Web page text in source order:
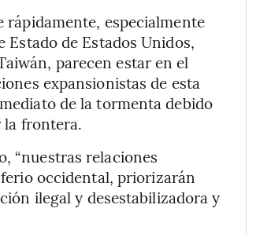
rápidamente, especialmente
de Estados Unidos,
parecen estar en el
expansionistas de esta
de la tormenta debido
la frontera.
“nuestras relaciones
occidental, priorizarán
ilegal y desestabilizadora y